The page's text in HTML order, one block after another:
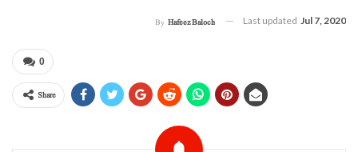
By Hafeez Baloch Last updated Jul 7, 2020
0
Share